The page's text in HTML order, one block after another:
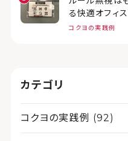
る快適オフィ
コクヨの実践例
カテゴリ
コクヨの実践例 (92)